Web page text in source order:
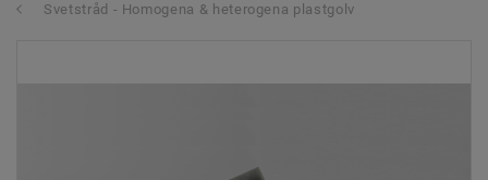
Svetstråd - Homogena & heterogena plastgolv